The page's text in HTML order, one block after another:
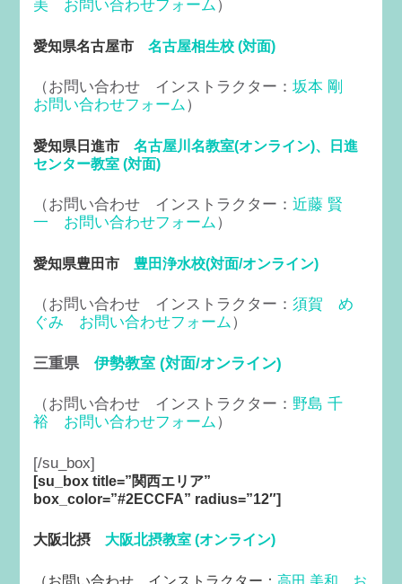
美 お問い合わせフォーム ）
愛知県名古屋市名古屋相生校 (対面)
（お問い合わせ インストラクター：坂本 剛
お問い合わせフォーム）
愛知県日進市名古屋川名教室(オンライン)、日進
センター教室 (対面)
（お問い合わせ インストラクター：近藤 賢
一
お問い合わせフォーム）
愛知県豊田市 豊田浄水校(対面/オンライン)
（お問い合わせ インストラクター：須賀 め
ぐみ
お問い合わせフォーム）
三重県伊勢教室 (対面/オンライン)
（お問い合わせ インストラクター：野島 千
裕
お問い合わせフォーム）
[/su_box]
[su_box title=”関西エリア”
box_color=”#2ECCFA” radius=”12″]
大阪北摂 大阪北摂教室 (オンライン)
（お問い合わせ インストラクター：高田 美和
お